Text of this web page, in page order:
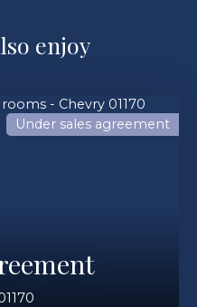
enjoy
Under sales agreement